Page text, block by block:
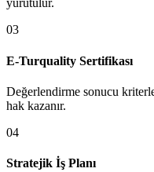
yürütülür.
03
E-Turquality Sertifikası
Değerlendirme sonucu
hak kazanır.
04
Stratejik İş Planı